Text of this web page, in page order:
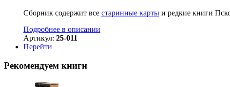
Сборник содержит все старинные карты и редкие книги
Подробнее в описании
Артикул: 25-011
Перейти
Рекомендуем книги